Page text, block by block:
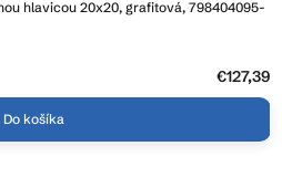
hlavicou 20x20, grafitová, 798404095-
€127,39
Do košíka